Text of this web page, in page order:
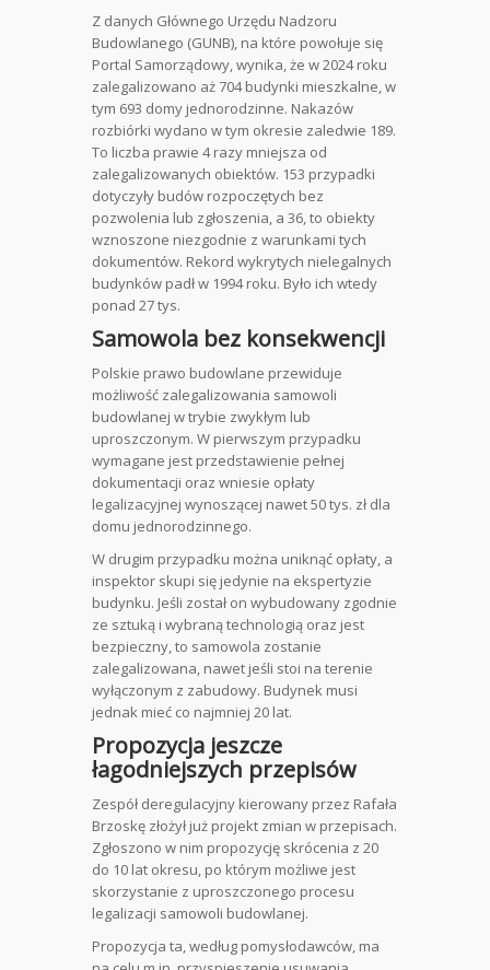
Z danych Głównego Urzędu Nadzoru
Budowlanego (GUNB), na które powołuje się
Portal Samorządowy, wynika, że w 2024 roku
zalegalizowano aż 704 budynki mieszkalne, w
tym 693 domy jednorodzinne. Nakazów
rozbiórki wydano w tym okresie zaledwie 189.
To liczba prawie 4 razy mniejsza od
zalegalizowanych obiektów. 153 przypadki
dotyczyły budów rozpoczętych bez
pozwolenia lub zgłoszenia, a 36, to obiekty
wznoszone niezgodnie z warunkami tych
dokumentów. Rekord wykrytych nielegalnych
budynków padł w 1994 roku. Było ich wtedy
ponad 27 tys.
Samowola bez konsekwencji
Polskie prawo budowlane przewiduje
możliwość zalegalizowania samowoli
budowlanej w trybie zwykłym lub
uproszczonym. W pierwszym przypadku
wymagane jest przedstawienie pełnej
dokumentacji oraz wniesie opłaty
legalizacyjnej wynoszącej nawet 50 tys. zł dla
domu jednorodzinnego.
W drugim przypadku można uniknąć opłaty, a
inspektor skupi się jedynie na ekspertyzie
budynku. Jeśli został on wybudowany zgodnie
ze sztuką i wybraną technologią oraz jest
bezpieczny, to samowola zostanie
zalegalizowana, nawet jeśli stoi na terenie
wyłączonym z zabudowy. Budynek musi
jednak mieć co najmniej 20 lat.
Propozycja jeszcze
łagodniejszych przepisów
Zespół deregulacyjny kierowany przez Rafała
Brzoskę złożył już projekt zmian w przepisach.
Zgłoszono w nim propozycję skrócenia z 20
do 10 lat okresu, po którym możliwe jest
skorzystanie z uproszczonego procesu
legalizacji samowoli budowlanej.
Propozycja ta, według pomysłodawców, ma